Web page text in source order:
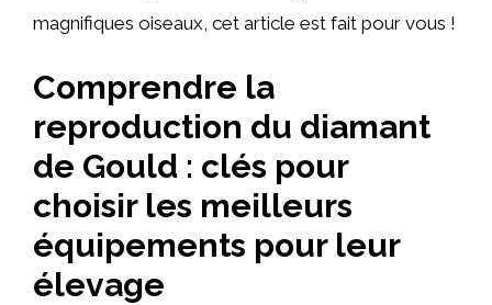
magnifiques oiseaux, cet article est fait pour vous !
Comprendre la
reproduction du diamant
de Gould : clés pour
choisir les meilleurs
équipements pour leur
élevage